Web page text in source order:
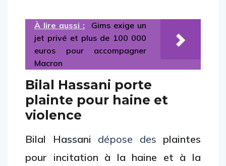
À lire aussi :
Gims exige un
jet privé et plus de 100 000
euros pour accompagner
Macron
Bilal Hassani porte
plainte pour haine et
violence
Bilal Hassani dépose des plaintes
pour incitation à la haine et à la